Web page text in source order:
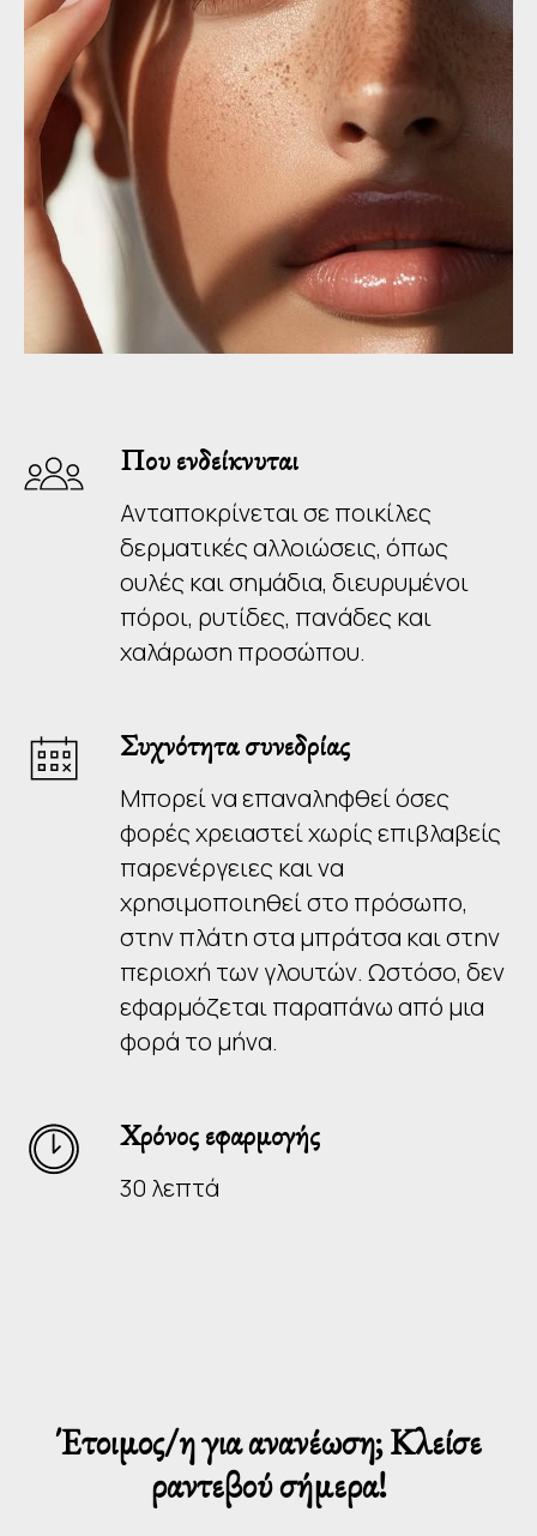
Που ενδείκνυται
Ανταποκρίνεται σε ποικίλες
δερματικές αλλοιώσεις, όπως
ουλές και σημάδια, διευρυμένοι
πόροι, ρυτίδες, πανάδες και
χαλάρωση προσώπου.
Συχνότητα συνεδρίας
Μπορεί να επαναληφθεί όσες
φορές χρειαστεί χωρίς επιβλαβείς
παρενέργειες και να
χρησιμοποιηθεί στο πρόσωπο,
στην πλάτη στα μπράτσα και στην
περιοχή των γλουτών. Ωστόσο, δεν
εφαρμόζεται παραπάνω από μια
φορά το μήνα.
Χρόνος εφαρμογής
30 λεπτά
Έτοιμος/η για ανανέωση; Κλείσε
ραντεβού σήμερα!